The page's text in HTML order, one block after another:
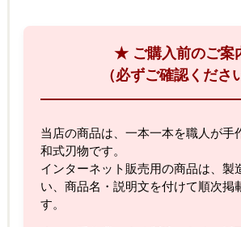
★ ご購入前のご案
（必ずご確認くださ
当店の商品は、一本一本を職人が手
和式刃物です。
インターネット販売用の商品は、製
い、商品名・説明文を付けて順次掲
す。